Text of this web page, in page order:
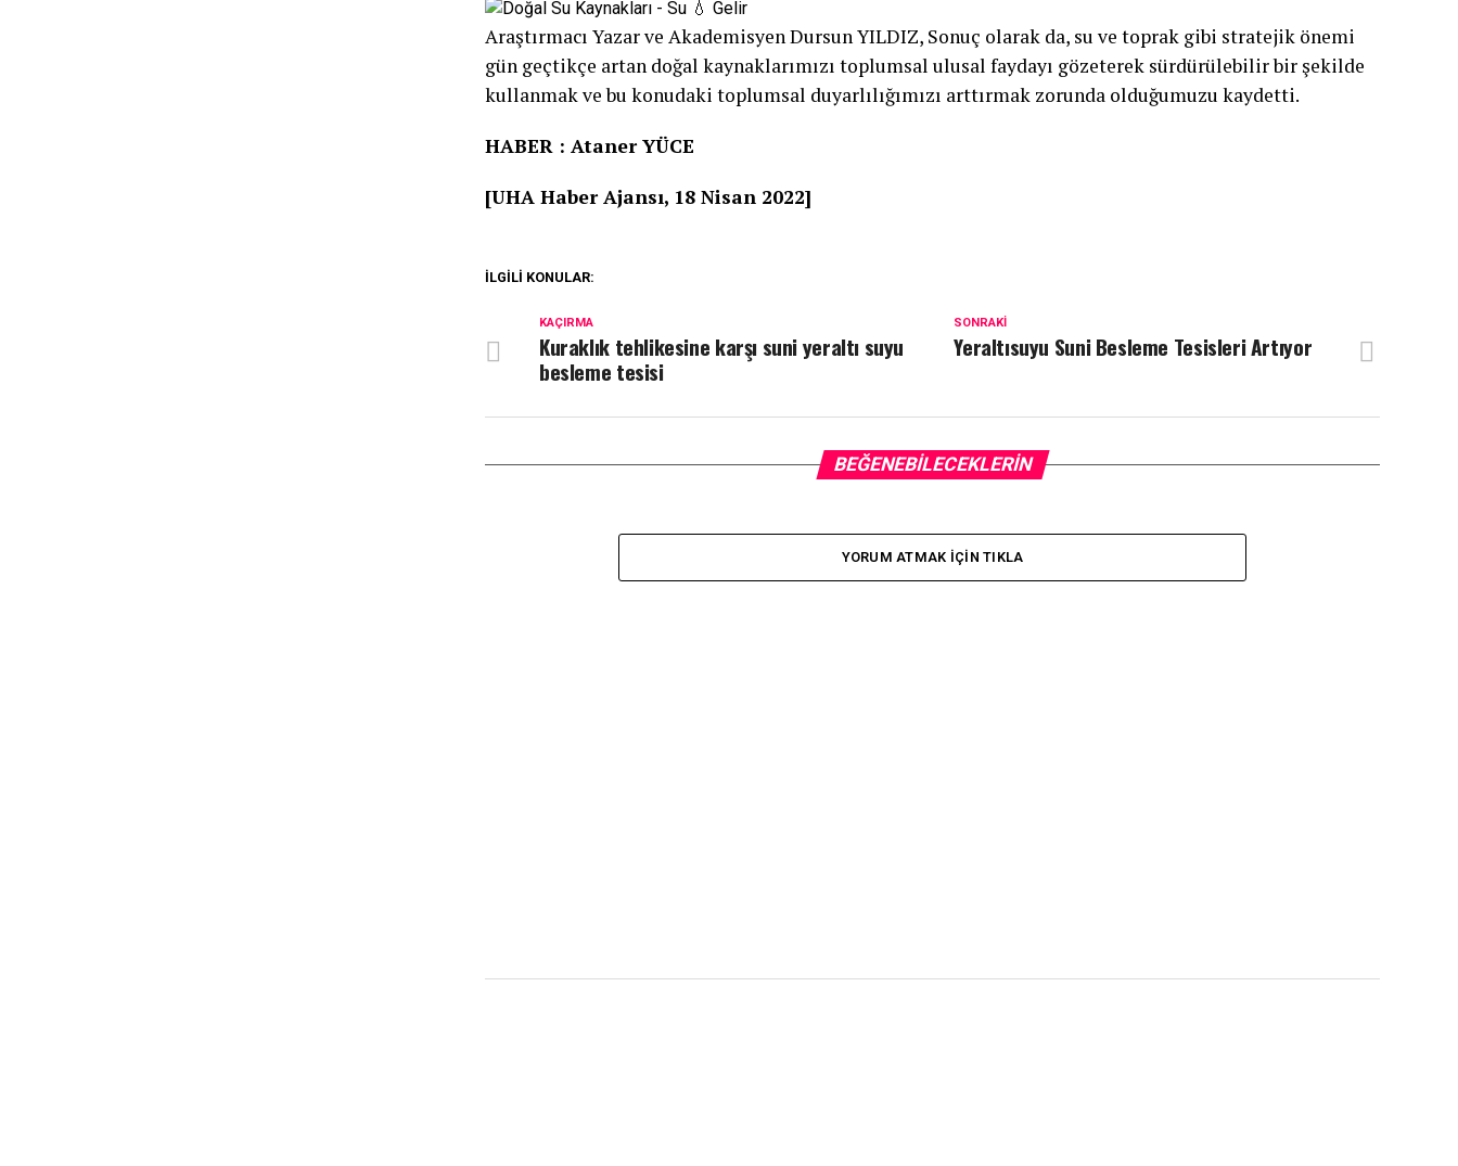
Araştırmacı Yazar ve Akademisyen Dursun YILDIZ, Sonuç olarak da, su ve toprak gibi stratejik önemi
gün geçtikçe artan doğal kaynaklarımızı toplumsal ulusal faydayı gözeterek sürdürülebilir bir şekilde
kullanmak ve bu konudaki toplumsal duyarlılığımızı arttırmak zorunda olduğumuzu kaydetti.
HABER : Ataner YÜCE
[UHA Haber Ajansı, 18 Nisan 2022]
İLGILI KONULAR:
SONRAKI
Yeraltısuyu Suni Besleme Tesisleri Artıyor
KAÇIRMA
Kuraklık tehlikesine karşı suni yeraltı suyu
besleme tesisi
BEĞENEBILECEKLERIN
YORUM ATMAK IÇIN TIKLA